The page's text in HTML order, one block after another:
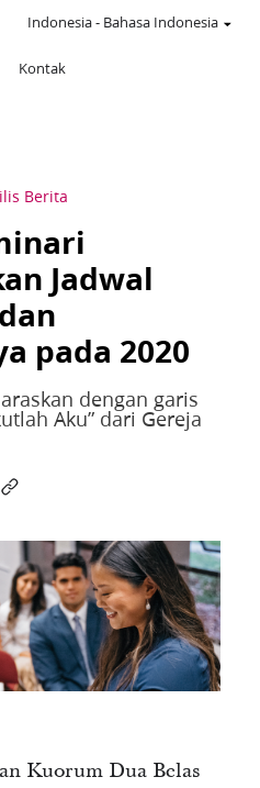
Kontak
Indonesia- Bahasa Indonesia
Berita
Jadwal
pada 2020
dengan garis
Aku” dari Gereja
Kuorum Dua Belas